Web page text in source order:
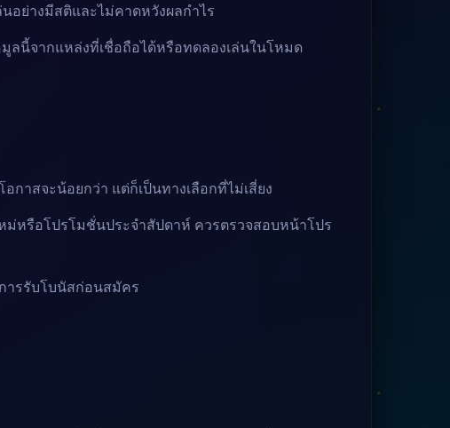
อย่างมีสติและไม่คาดหวังผลกำไร
ลนี้จากแหล่งที่เชื่อถือได้หรือทดลองเล่นในโหมด
าสจะน้อยกว่า แต่ก็เป็นทางเลือกที่ไม่เสี่ยง
หรือโปรโมชั่นประจำสัปดาห์ ควรตรวจสอบหน้าโปร
ารรับโบนัสก่อนสมัคร